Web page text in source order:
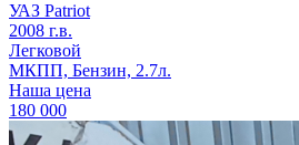
УАЗ Patriot
2008 г.в.
Легковой
МКПП, Бензин, 2.7л.
Наша цена
180 000